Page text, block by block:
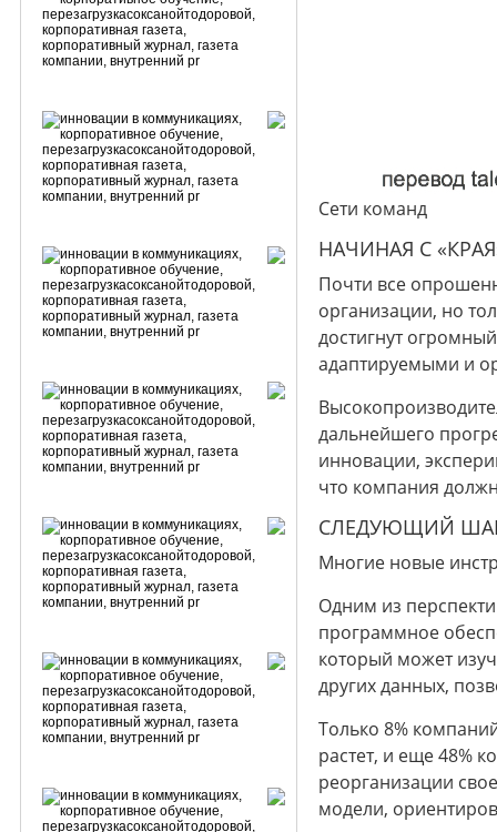
Сети команд
НАЧИНАЯ С
Почти все
организации, но
достигнут
адаптируемыми и
дальнейшего
инновации,
что компания
СЛЕДУЮЩИЙ
Многие новые
Одним из
программное
который может
других данных,
Только 8%
растет, и еще 48%
реорганизации
модели,